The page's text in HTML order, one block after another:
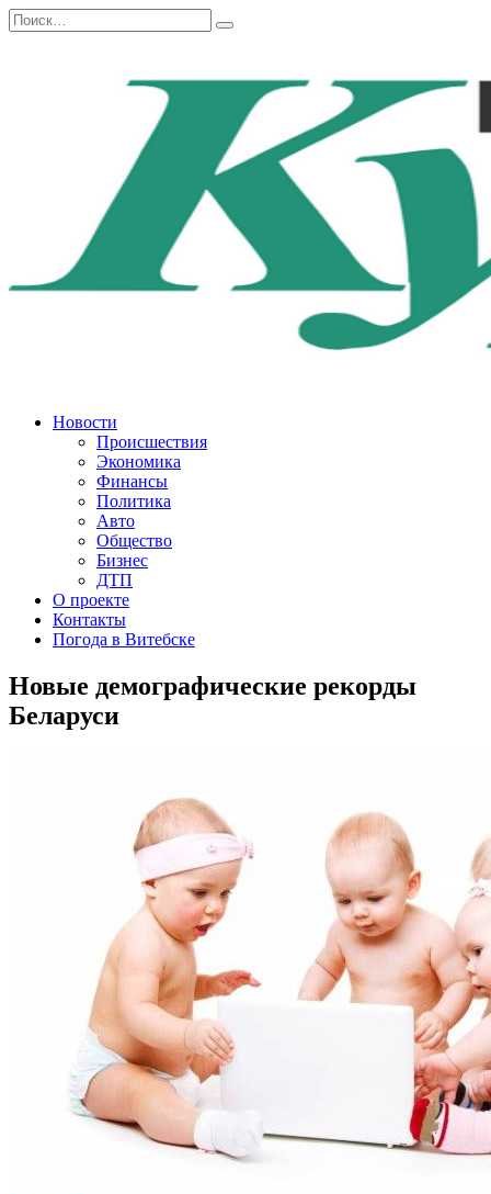
Перейти
к
Search
for:
Новости
Происшествия
Экономика
Финансы
Политика
Авто
Общество
Бизнес
ДТП
О проекте
Контакты
Погода в Витебске
Новые демографические рекорды
Беларуси